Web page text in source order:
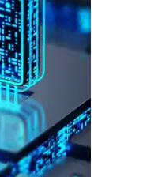
को किया गिरफ्तार
को उपलब्ध कराए
से 25 हजार